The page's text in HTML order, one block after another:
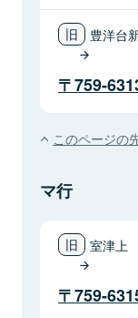
豊洋台
759-
このページの
マ行
室津上
759-